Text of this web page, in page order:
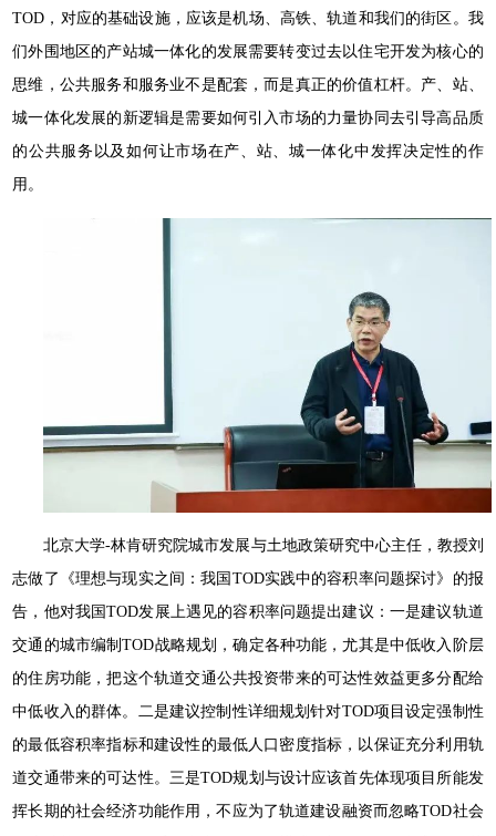
TOD，对应的基础设施，应该是机场、高铁、轨道和我们的街区。我
们外围地区的产站城一体化的发展需要转变过去以住宅开发为核心的
思维，公共服务和服务业不是配套，而是真正的价值杠杆。产、站、
城一体化发展的新逻辑是需要如何引入市场的力量协同去引导高品质
的公共服务以及如何让市场在产、站、城一体化中发挥决定性的作
用。
北京大学-林肯研究院城市发展与土地政策研究中心主任，教授刘
志做了《理想与现实之间：我国TOD实践中的容积率问题探讨》的报
告，他对我国TOD发展上遇见的容积率问题提出建议：一是建议轨道
交通的城市编制TOD战略规划，确定各种功能，尤其是中低收入阶层
的住房功能，把这个轨道交通公共投资带来的可达性效益更多分配给
中低收入的群体。二是建议控制性详细规划针对TOD项目设定强制性
的最低容积率指标和建设性的最低人口密度指标，以保证充分利用轨
道交通带来的可达性。三是TOD规划与设计应该首先体现项目所能发
挥长期的社会经济功能作用，不应为了轨道建设融资而忽略TOD社会